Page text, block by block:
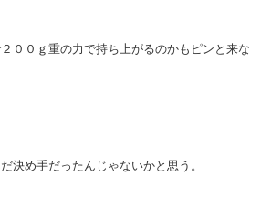
００ｇ重の力で持ち上がるのかもピンと来な
決め手だったんじゃないかと思う。